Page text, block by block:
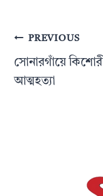
PostPREVIOUS
সোনারগাঁয়ে
আত্মহত্যা